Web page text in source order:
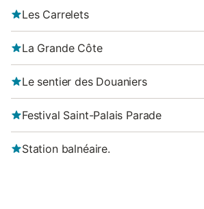
Les Carrelets
La Grande Côte
Le sentier des Douaniers
Festival Saint-Palais Parade
Station balnéaire.